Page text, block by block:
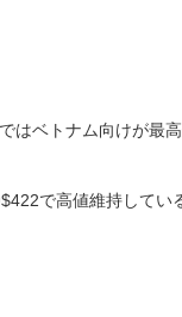
はベトナム向けが最
で高値維持してい